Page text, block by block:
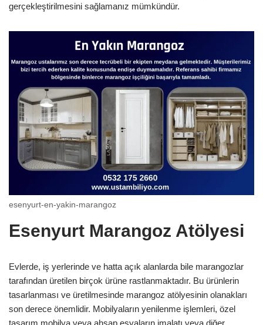
gerçekleştirilmesini sağlamanız mümkündür.
esenyurt-en-yakin-marangoz
Esenyurt Marangoz Atölyesi
Evlerde, iş yerlerinde ve hatta açık alanlarda bile marangozlar
tarafından üretilen birçok ürüne rastlanmaktadır. Bu ürünlerin
tasarlanması ve üretilmesinde marangoz atölyesinin olanakları
son derece önemlidir. Mobilyaların yenilenme işlemleri, özel
tasarım mobilya veya ahşap eşyaların imalatı veya diğer